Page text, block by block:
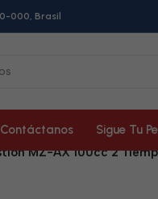
000, Brasil
Contáctanos Sigue Tu
MZ-AX 100cc 2